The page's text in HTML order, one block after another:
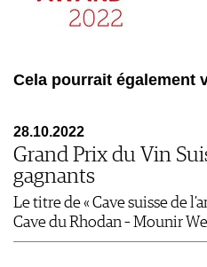
Cela pourrait également
28.10.2022
Grand Prix du Vin
gagnants
Le titre de « Cave suisse de
Cave du Rhodan – Mounir